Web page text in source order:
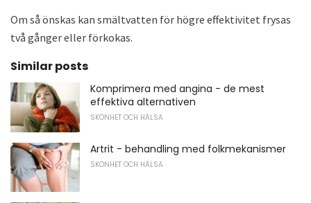
Om så önskas kan smältvatten för högre effektivitet frysas
två gånger eller förkokas.
Similar posts
Komprimera med angina - de mest
effektiva alternativen
SKÖNHET OCH HÄLSA
Artrit - behandling med folkmekanismer
SKÖNHET OCH HÄLSA